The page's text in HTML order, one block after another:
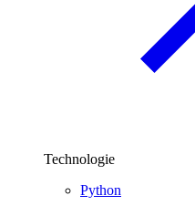
Technologie
Python